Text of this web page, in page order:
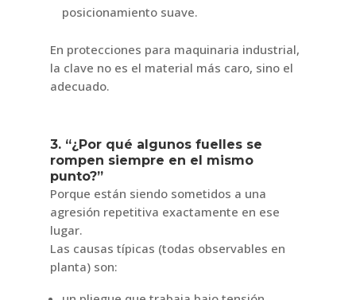
posicionamiento suave.
En protecciones para maquinaria industrial,
la clave no es el material más caro, sino el
adecuado.
3. “¿Por qué algunos fuelles se
rompen siempre en el mismo
punto?”
Porque están siendo sometidos a una
agresión repetitiva exactamente en ese
lugar.
Las causas típicas (todas observables en
planta) son: